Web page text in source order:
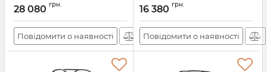
28 080 грн.
Повідомити о наявності
16 380 грн.
Повідомити о наявності